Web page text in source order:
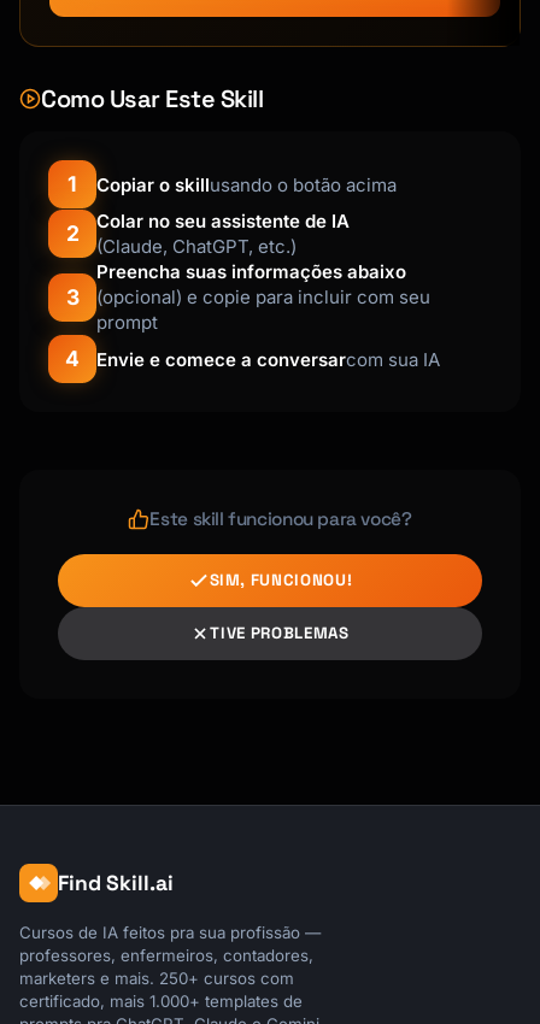
Como Usar Este Skill
1 Copiar o skillusando o botão acima
2
Colar no seu assistente de IA
(Claude, ChatGPT, etc.)
3
Preencha suas informações abaixo
(opcional) e copie para incluir com seu
prompt
4 Envie e comece a conversarcom sua IA
Este skill funcionou para você?
SIM, FUNCIONOU!
TIVE PROBLEMAS
Find Skill.ai
Cursos de IA feitos pra sua profissão —
professores, enfermeiros, contadores,
marketers e mais. 250+ cursos com
certificado, mais 1.000+ templates de